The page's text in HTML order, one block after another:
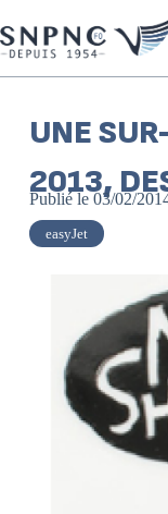
UNE
2013,
Publié le 03/02/
easyJet